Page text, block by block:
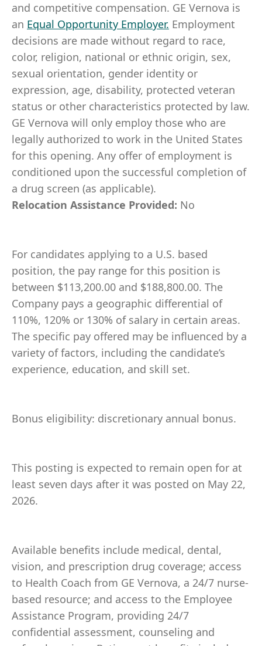
and competitive compensation. GE Vernova is
an Equal Opportunity Employer. Employment
decisions are made without regard to race,
color, religion, national or ethnic origin, sex,
sexual orientation, gender identity or
expression, age, disability, protected veteran
status or other characteristics protected by law.
GE Vernova will only employ those who are
legally authorized to work in the United States
for this opening. Any offer of employment is
conditioned upon the successful completion of
a drug screen (as applicable).
Relocation Assistance Provided: No
For candidates applying to a U.S. based
position, the pay range for this position is
between $113,200.00 and $188,800.00. The
Company pays a geographic differential of
110%, 120% or 130% of salary in certain areas.
The specific pay offered may be influenced by a
variety of factors, including the candidate’s
experience, education, and skill set.
Bonus eligibility: discretionary annual bonus.
This posting is expected to remain open for at
least seven days after it was posted on May 22,
2026.
Available benefits include medical, dental,
vision, and prescription drug coverage; access
to Health Coach from GE Vernova, a 24/7 nurse-
based resource; and access to the Employee
Assistance Program, providing 24/7
confidential assessment, counseling and